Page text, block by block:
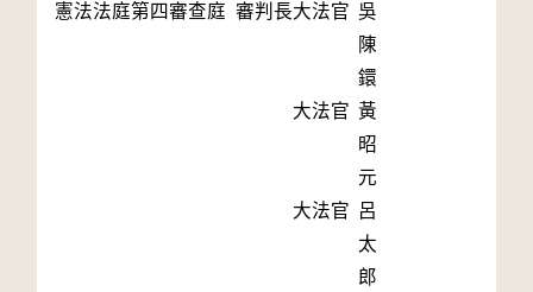
憲法法庭第四審查庭 審判長大法官 吳
陳
鐶
大法官 黃
昭
元
大法官 呂
太
郎